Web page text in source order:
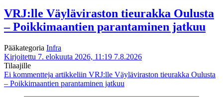
VRJ:lle Väyläviraston tieurakka Oulusta
– Poikkimaantien parantaminen jatkuu
Pääkategoria Infra
Kirjoitettu 7. elokuuta 2026, 11:19 7.8.2026
Tilaajille
Ei kommentteja artikkeliin VRJ:lle Väyläviraston tieurakka Oulusta
– Poikkimaantien parantaminen jatkuu